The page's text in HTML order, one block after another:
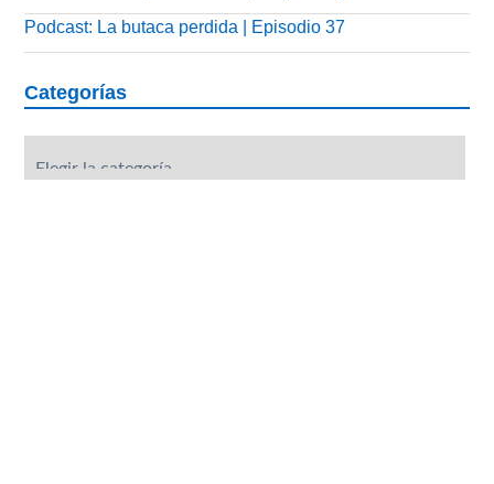
Podcast: La butaca perdida | Episodio 37
Categorías